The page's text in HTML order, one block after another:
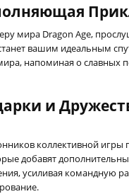
мира Dragon Age,
вашим идеальным
напоминая о славных
и
коллективной игры
добавят
усиливая командную